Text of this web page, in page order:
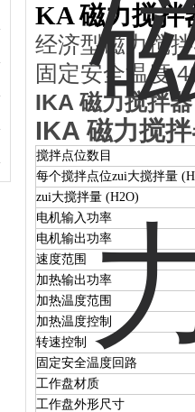
KA 磁力搅拌
经济型磁力搅
固定安全温度
IKA 磁力搅拌
IKA 磁力搅
搅拌点位数目
每个搅拌点位zui大搅拌量
zui大搅拌量 (H2O)
电机输入功率
电机输出功率
速度范围
加热输出功率
加热温度范围
加热温度控制
转速控制
固定安全温度回路
工作盘材质
工作盘外形尺寸